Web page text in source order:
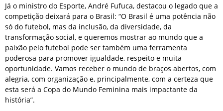
Já o ministro do Esporte, André Fufuca, destacou o legado que a
competição deixará para o Brasil: “O Brasil é uma potência não
só do futebol, mas da inclusão, da diversidade, da
transformação social, e queremos mostrar ao mundo que a
paixão pelo futebol pode ser também uma ferramenta
poderosa para promover igualdade, respeito e muita
oportunidade. Vamos receber o mundo de braços abertos, com
alegria, com organização e, principalmente, com a certeza que
esta será a Copa do Mundo Feminina mais impactante da
história”.